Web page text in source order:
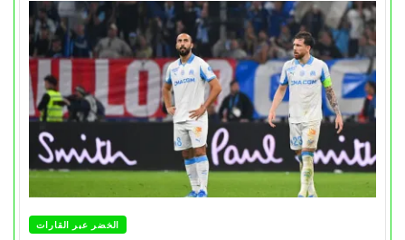
الخضر عبر القارات